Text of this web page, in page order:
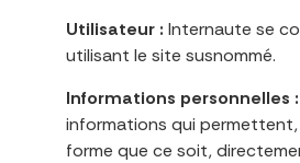
Utilisateur : Internaute se
utilisant le site susnommé.
Informations personnelles :
informations qui
forme que ce soit,